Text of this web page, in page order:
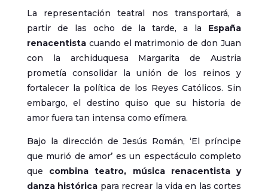
La representación teatral nos transportará, a
partir de las ocho de la tarde, a la España
renacentistacuando el matrimonio de don Juan
con la archiduquesa Margarita de Austria
prometía consolidar la unión de los reinos y
fortalecer la política de los Reyes Católicos. Sin
embargo, el destino quiso que su historia de
amor fuera tan intensa como efímera.
Bajo la dirección de Jesús Román, ‘El príncipe
que murió de amor’ es un espectáculo completo
que combina teatro, música renacentista y
danza histórica para recrear la vida en las cortes